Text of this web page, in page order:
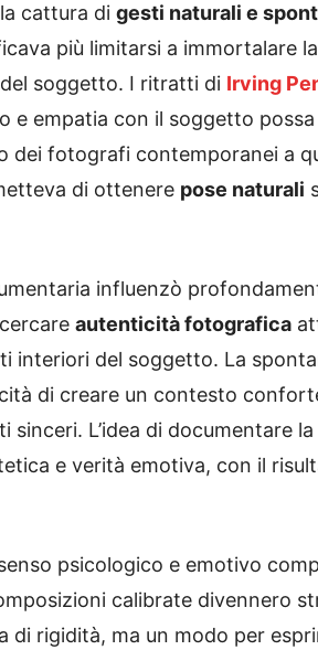
cattura di gesti naturali e
più limitarsi a immortalare
del soggetto. I ritratti di Irving
e empatia con il soggetto
dei fotografi contemporanei a
di ottenere pose naturali
influenzò
autenticità fotografica
interiori del soggetto. La
di creare un contesto
sinceri. L’idea di documentare
e verità emotiva, con il
psicologico e emotivo
calibrate divennero
di rigidità, ma un modo per